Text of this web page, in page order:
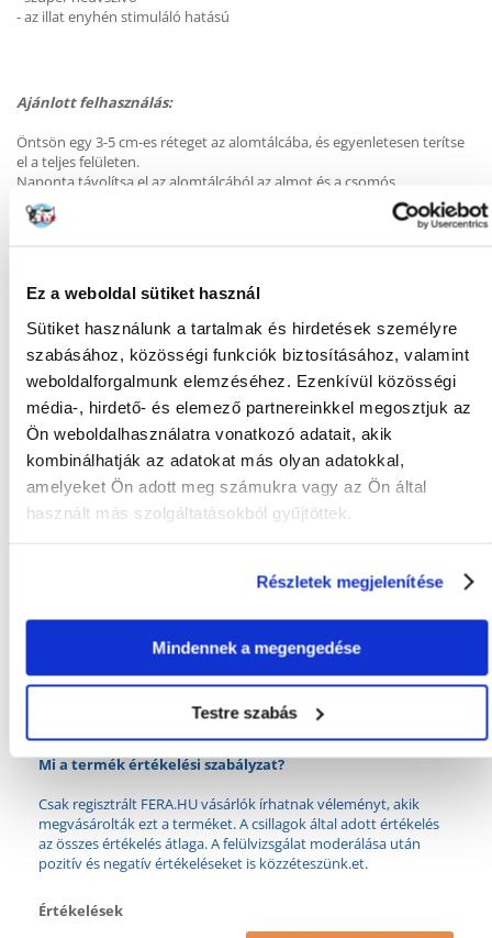
Ez a weboldal sütiket használ
Sütiket használunk a tartalmak és hirdetések személyre
szabásához, közösségi funkciók biztosításához, valamint
weboldalforgalmunk elemzéséhez. Ezenkívül közösségi
média-, hirdető- és elemező partnereinkkel megosztjuk az
Ön weboldalhasználatra vonatkozó adatait, akik
kombinálhatják az adatokat más olyan adatokkal,
amelyeket Ön adott meg számukra vagy az Ön által
használt más szolgáltatásokból gyűjtöttek.
Részletek megjelenítése
Mindennek a megengedése
Testre szabás
- az illat enyhén stimuláló hatású
Ajánlott felhasználás:
Öntsön egy 3-5 cm-es réteget az alomtálcába, és egyenletesen terítse
el a teljes felületen.
Naponta távolítsa el az alomtálcából az almot és a csomós
alomdarabokat.
A tisztaság érdekében körülbelül egy hónapos használat után
KÉRDEZZ TŐLÜNK!
Gyakori Kérdések (GYIK)
10000
WC-N LEHÚZHATÓ: Nem
BENEK
Mi a termék értékelési szabályzat?
Csak regisztrált FERA.HU vásárlók írhatnak véleményt, akik
megvásárolták ezt a terméket. A csillagok által adott értékelés
az összes értékelés átlaga. A felülvizsgálat moderálása után
pozitív és negatív értékeléseket is közzéteszünk.et.
Értékelések